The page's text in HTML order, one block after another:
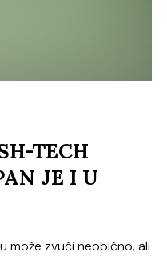
TECH
JE I U
može zvuči neobično, ali